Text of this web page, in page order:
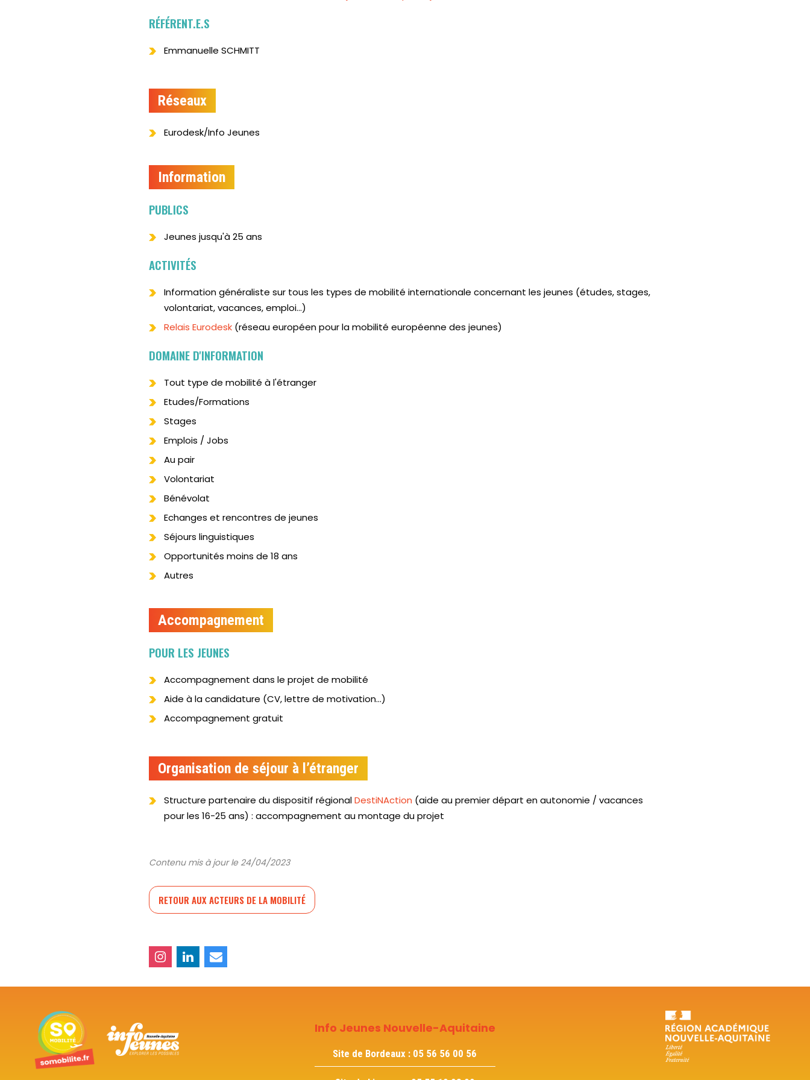
RÉFÉRENT.E.S
Emmanuelle SCHMITT
Réseaux
Eurodesk/Info Jeunes
Information
PUBLICS
Jeunes jusqu'à 25 ans
ACTIVITÉS
Information généraliste sur tous les types de mobilité internationale concernant les jeunes (études, stages,
volontariat, vacances, emploi...)
Relais Eurodesk (réseau européen pour la mobilité européenne des jeunes)
DOMAINE D'INFORMATION
Tout type de mobilité à l'étranger
Etudes/Formations
Stages
Emplois / Jobs
Au pair
Volontariat
Bénévolat
Echanges et rencontres de jeunes
Séjours linguistiques
Opportunités moins de 18 ans
Autres
Accompagnement
POUR LES JEUNES
Accompagnement dans le projet de mobilité
Aide à la candidature (CV, lettre de motivation...)
Accompagnement gratuit
Organisation de séjour à l’étranger
Structure partenaire du dispositif régionalDestiNAction (aide au premier départ en autonomie / vacances
pour les 16-25 ans) : accompagnement au montage du projet
Contenu mis à jour le 24/04/2023
RETOUR AUX ACTEURS DE LA MOBILITÉ
Info Jeunes Nouvelle-Aquitaine
Site de Bordeaux : 05 56 56 00 56